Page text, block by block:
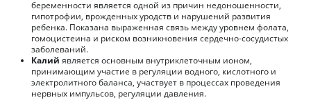
беременности является одной из причин недоношенности,
гипотрофии, врожденных уродств и нарушений развития
ребенка. Показана выраженная связь между уровнем фолата,
гомоцистеина и риском возникновения сердечно-сосудистых
заболеваний.
Калий является основным внутриклеточным ионом,
принимающим участие в регуляции водного, кислотного и
электролитного баланса, участвует в процессах проведения
нервных импульсов, регуляции давления.